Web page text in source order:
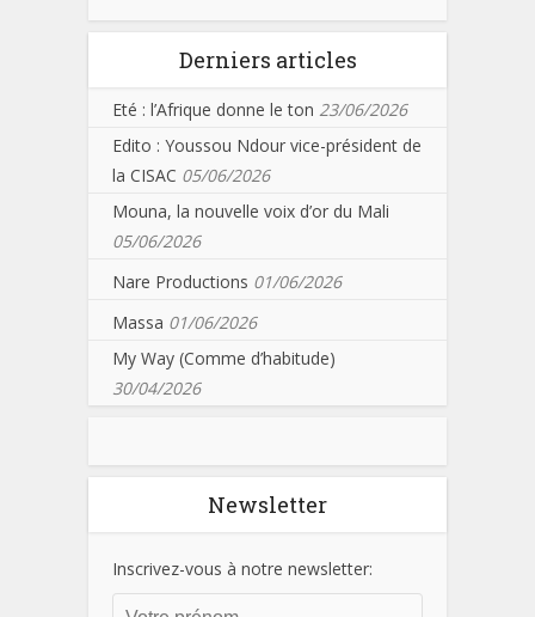
Derniers articles
Eté : l’Afrique donne le ton 23/06/2026
Edito : Youssou Ndour vice-président de
la CISAC 05/06/2026
Mouna, la nouvelle voix d’or du Mali
05/06/2026
Nare Productions 01/06/2026
Massa 01/06/2026
My Way (Comme d’habitude)
30/04/2026
Newsletter
Inscrivez-vous à notre newsletter: